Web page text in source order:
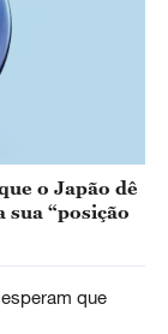
o Japão dê
sua “posição
que